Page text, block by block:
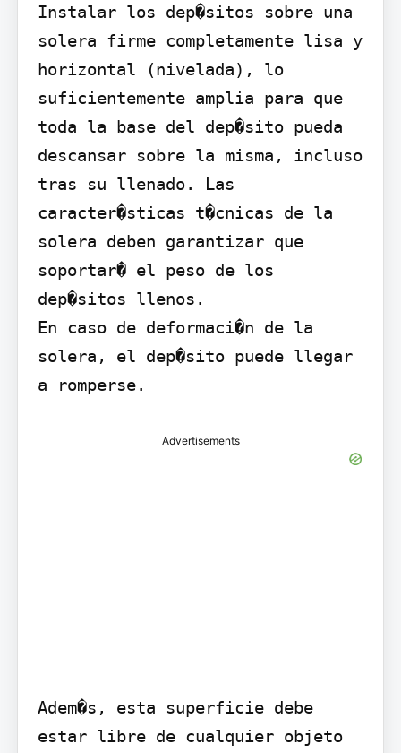
Instalar los dep�sitos sobre una
solera firme completamente lisa y
horizontal (nivelada), lo
suficientemente amplia para que
toda la base del dep�sito pueda
descansar sobre la misma, incluso
tras su llenado. Las
caracter�sticas t�cnicas de la
solera deben garantizar que
soportar� el peso de los
dep�sitos llenos.
En caso de deformaci�n de la
solera, el dep�sito puede llegar
a romperse.
Advertisements
Adem�s, esta superficie debe
estar libre de cualquier objeto